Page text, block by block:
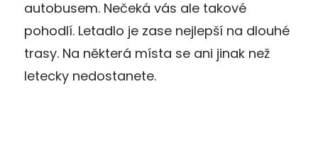
autobusem. Nečeká vás ale takové
pohodlí. Letadlo je zase nejlepší na dlouhé
trasy. Na některá místa se ani jinak než
letecky nedostanete.